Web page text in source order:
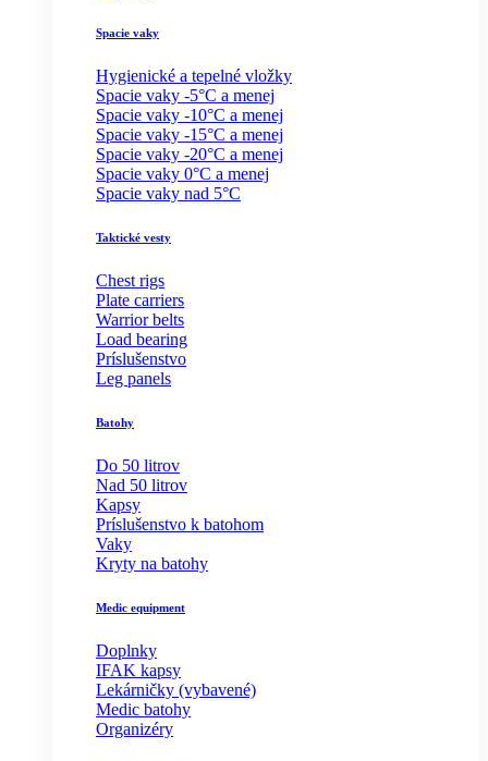
Spacie vaky
Hygienické a tepelné vložky
Spacie vaky -5°C a menej
Spacie vaky -10°C a menej
Spacie vaky -15°C a menej
Spacie vaky -20°C a menej
Spacie vaky 0°C a menej
Spacie vaky nad 5°C
Taktické vesty
Chest rigs
Plate carriers
Warrior belts
Load bearing
Príslušenstvo
Leg panels
Batohy
Do 50 litrov
Nad 50 litrov
Kapsy
Príslušenstvo k batohom
Vaky
Kryty na batohy
Medic equipment
Doplnky
IFAK kapsy
Lekárničky (vybavené)
Medic batohy
Organizéry